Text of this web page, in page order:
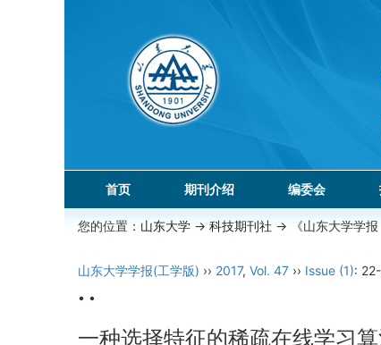
首页 期刊介绍 编委会
您的位置： 山东大学 -> 科技期刊社 -> 《山东大学学报
山东大学学报(工学版) ›› 2017, Vol. 47 ›› Issue (1):
• •
一种选择特征的稀疏在线学习